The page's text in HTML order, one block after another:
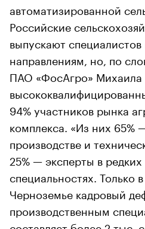
автоматизированной
Российские
выпускают
направлениям, но, по
ПАО «ФосАгро» Михаила
94% участников рынка
комплекса. «Из них 65%
производстве и
25% — эксперты в
специальностях. Только
Черноземье кадровый
производственным